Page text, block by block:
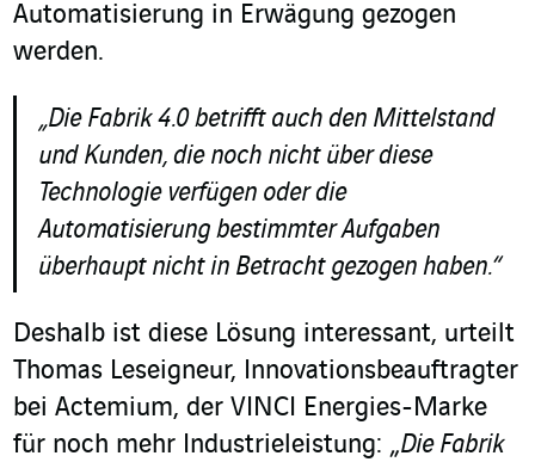
Automatisierung in Erwägung gezogen
werden.
„Die Fabrik 4.0 betrifft auch den Mittelstand
und Kunden, die noch nicht über diese
Technologie verfügen oder die
Automatisierung bestimmter Aufgaben
überhaupt nicht in Betracht gezogen haben.“
Deshalb ist diese Lösung interessant, urteilt
Thomas Leseigneur, Innovationsbeauftragter
bei Actemium, der VINCI Energies-Marke
für noch mehr Industrieleistung: „Die Fabrik